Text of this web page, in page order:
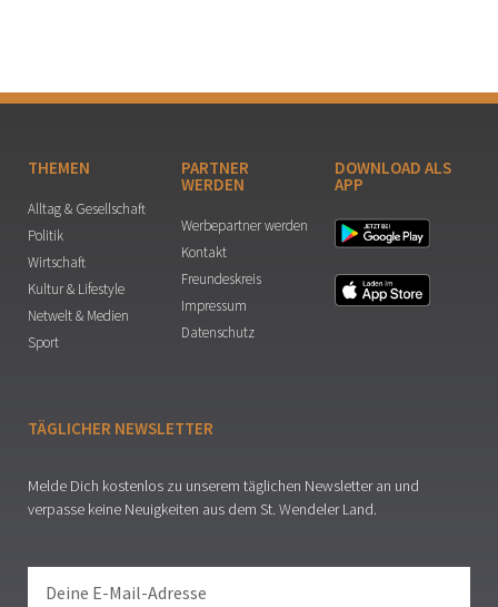
THEMEN
Alltag & Gesellschaft
Politik
Wirtschaft
Kultur & Lifestyle
Netwelt & Medien
Sport
PARTNER
WERDEN
Werbepartner werden
Kontakt
Freundeskreis
Impressum
Datenschutz
DOWNLOAD ALS
APP
TÄGLICHER NEWSLETTER
Melde Dich kostenlos zu unserem täglichen Newsletter an und
verpasse keine Neuigkeiten aus dem St. Wendeler Land.